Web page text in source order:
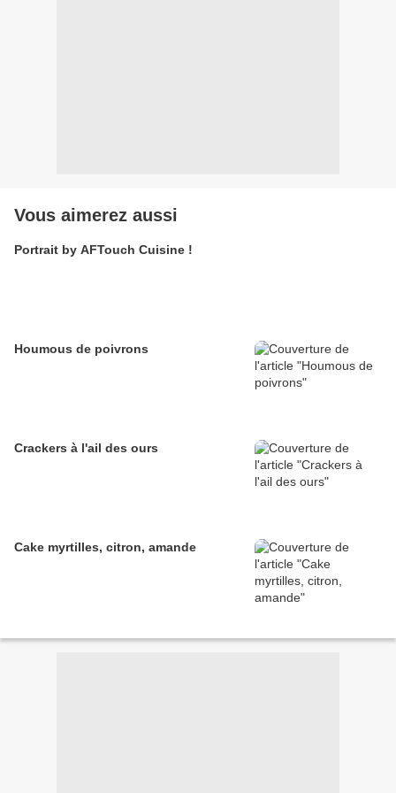
Vous aimerez aussi
Portrait by AFTouch Cuisine !
Houmous de poivrons
Crackers à l'ail des ours
Cake myrtilles, citron, amande